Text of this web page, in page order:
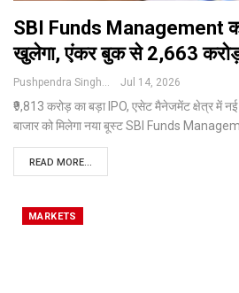
SBI Funds Management
खुलेगा, एंकर बुक से ₹2,663
Jul 14, 2026
₹9,813 करोड़ का बड़ा IPO, एसेट मैनेजमेंट क्षेत्र में
बाजार को मिलेगा नया बूस्टSBI Funds
READ MORE...
MARKETS